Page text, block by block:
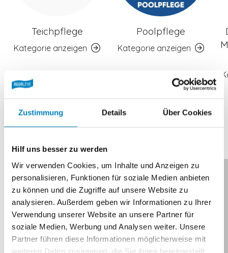
Zustimmung Details Über Cookies
Hilf uns besser zu werden
Wir verwenden Cookies, um Inhalte und Anzeigen zu
personalisieren, Funktionen für soziale Medien anbieten
zu können und die Zugriffe auf unsere Website zu
analysieren. Außerdem geben wir Informationen zu Ihrer
Verwendung unserer Website an unsere Partner für
soziale Medien, Werbung und Analysen weiter. Unsere
Partner führen diese Informationen möglicherweise mit
weiteren Daten zusammen, die Sie ihnen bereitgestellt
Teichpflege
Kategorie anzeigen
Poolpflege
Kategorie anzeigen